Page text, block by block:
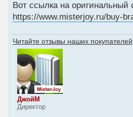
Вот ссылка на оригинальный
https://www.misterjoy.ru/buy-
Читайте отзывы наших покупателей
ДжойМ
Директор